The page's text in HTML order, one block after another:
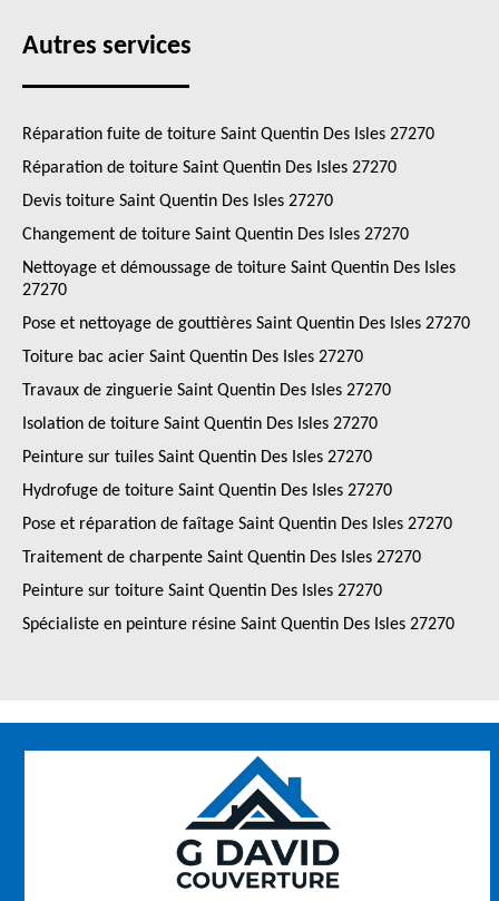
Autres services
Réparation fuite de toiture Saint Quentin Des Isles 27270
Réparation de toiture Saint Quentin Des Isles 27270
Devis toiture Saint Quentin Des Isles 27270
Changement de toiture Saint Quentin Des Isles 27270
Nettoyage et démoussage de toiture Saint Quentin Des Isles
27270
Pose et nettoyage de gouttières Saint Quentin Des Isles 27270
Toiture bac acier Saint Quentin Des Isles 27270
Travaux de zinguerie Saint Quentin Des Isles 27270
Isolation de toiture Saint Quentin Des Isles 27270
Peinture sur tuiles Saint Quentin Des Isles 27270
Hydrofuge de toiture Saint Quentin Des Isles 27270
Pose et réparation de faîtage Saint Quentin Des Isles 27270
Traitement de charpente Saint Quentin Des Isles 27270
Peinture sur toiture Saint Quentin Des Isles 27270
Spécialiste en peinture résine Saint Quentin Des Isles 27270